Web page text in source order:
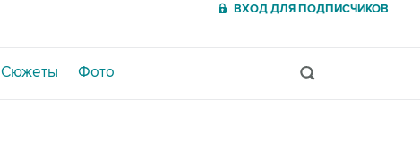
ВХОД ДЛЯ ПОДПИСЧИКОВ
Сюжеты Фото